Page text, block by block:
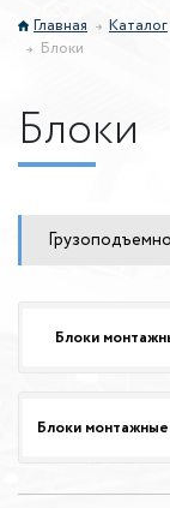
Главная Каталог
Блоки
Блоки
Блоки
Блоки